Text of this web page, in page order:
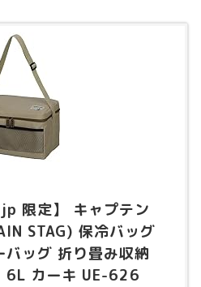
限定】 キャプテン
STAG) 保冷バッグ
バッグ 折り畳み収納
6L カーキ UE-626